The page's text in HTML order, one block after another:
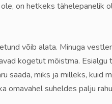
on hetkeks tähelepanelik
võib alata. Minuga
kogetut mõistma. Esialgu
saada, miks ja milleks, kuid
omavahel suheldes palju